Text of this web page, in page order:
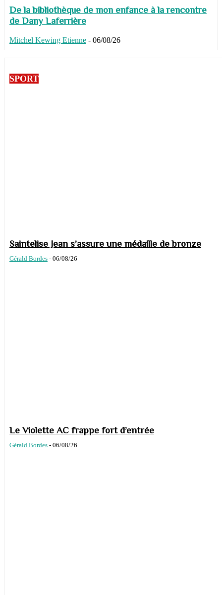
De la bibliothèque de mon enfance à la rencontre
de Dany Laferrière
Mitchel Kewing Etienne - 06/08/26
SPORT
Saintelise Jean s’assure une médaille de bronze
Gérald Bordes - 06/08/26
Le Violette AC frappe fort d’entrée
Gérald Bordes - 06/08/26